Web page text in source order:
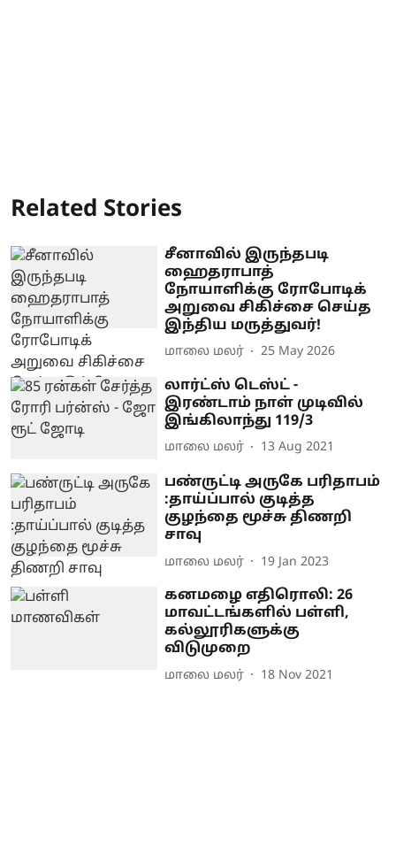
Related Stories
சீனாவில் இருந்தபடி
ஹைதராபாத்
நோயாளிக்கு ரோபோடிக்
அறுவை சிகிச்சை செய்த
இந்திய மருத்துவர்!
மாலை மலர் 25 May 2026
லார்ட்ஸ் டெஸ்ட் -
இரண்டாம் நாள் முடிவில்
இங்கிலாந்து 119/3
மாலை மலர் 13 Aug 2021
பண்ருட்டி அருகே பரிதாபம்
:தாய்ப்பால் குடித்த
குழந்தை மூச்சு திணறி
சாவு
மாலை மலர் 19 Jan 2023
கனமழை எதிரொலி: 26
மாவட்டங்களில் பள்ளி,
கல்லூரிகளுக்கு
விடுமுறை
மாலை மலர் 18 Nov 2021